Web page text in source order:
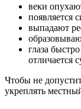
веки
появляется
выпадают
глаза
отличается
Чтобы не
укреплять